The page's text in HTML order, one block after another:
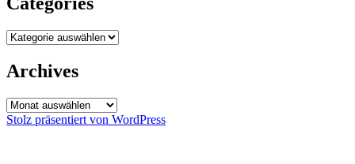
Categories
Archives
Archives
Stolz präsentiert von WordPress